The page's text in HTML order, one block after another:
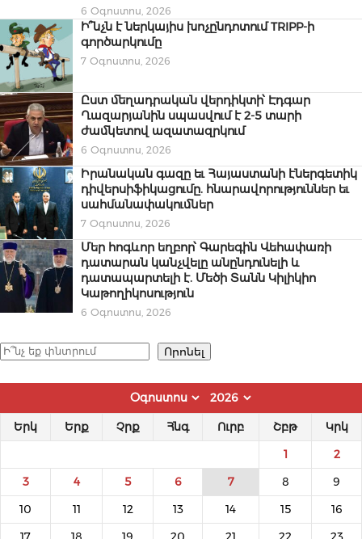
6 Օգոստոս, 2026
Ի՞նչն է ներկայիս խոչընդոտում TRIPP-ի
գործարկումը
7 Օգոստոս, 2026
Ըստ մեղադրական վերդիկտի՝ Էդգար
Ղազարյանին սպասվում է 2-5 տարի
ժամկետով ազատազրկում
6 Օգոստոս, 2026
Իրանական գազը եւ Հայաստանի էներգետիկ
դիվերսիֆիկացումը. հնարավորություններ եւ
սահմանափակումներ
7 Օգոստոս, 2026
Մեր հոգևոր եղբոր՝ Գարեգին Վեհափառի
դատարան կանչվելը անընդունելի և
դատապարտելի է. Մեծի Տանն Կիլիկիո
Կաթողիկոսություն
6 Օգոստոս, 2026
Որոնել Որոնել
Երկ Երք Չրք Հնգ Ուրբ Շբթ Կրկ
1 2
3 4 5 6 7 8 9
10 11 12 13 14 15 16